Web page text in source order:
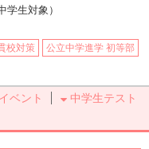
生対象）
校対策
公立中学進学 初等部
ベント
中学生テスト